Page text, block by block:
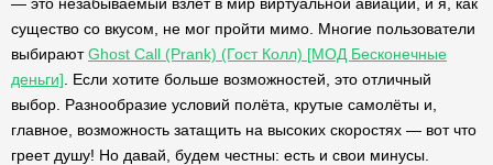
существо со вкусом, не мог пройти мимо. Многие пользователи
выбираютGhost Call (Prank) (Гост Колл) [МОД Бесконечные
деньги] . Если хотите больше возможностей, это отличный
выбор. Разнообразие условий полёта, крутые самолёты и,
главное, возможность затащить на высоких скоростях — вот что
греет душу! Но давай, будем честны: есть и свои минусы.